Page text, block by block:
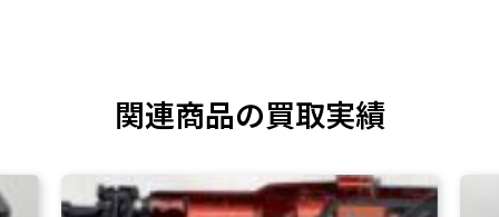
関連商品の買取実績